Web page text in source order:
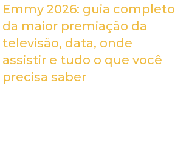
Emmy 2026: guia completo
da maior premiação da
televisão, data, onde
assistir e tudo o que você
precisa saber